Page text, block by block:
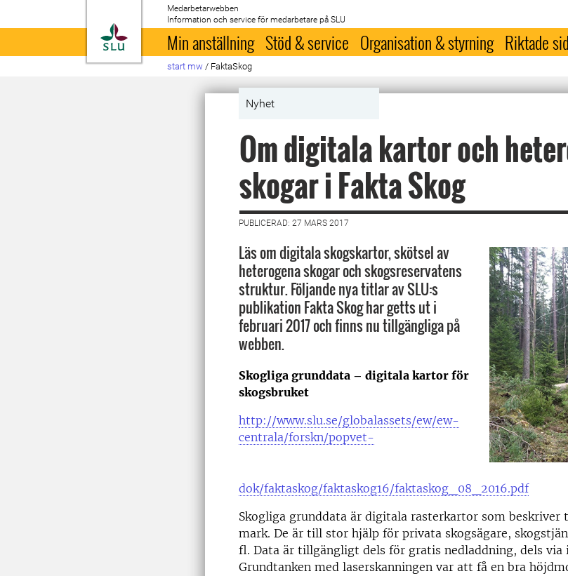
Till startsida
Medarbetarwebben
Information och service för medarbetare på SLU
Min anställning Stöd & service Organisation & styrning Riktade
start mw / FaktaSkog
Nyhet
Om digitala kartor och
skogar i Fakta Skog
PUBLICERAD: 27 MARS 2017
Läs om digitala skogskartor, skötsel av
heterogena skogar och skogsreservatens
struktur. Följande nya titlar av SLU:s
publikation Fakta Skog har getts ut i
februari 2017 och finns nu tillgängliga på
webben.
Skogliga grunddata – digitala kartor för
skogsbruket
http://www.slu.se/globalassets/ew/ew-
centrala/forskn/popvet-
dok/faktaskog/faktaskog16/faktaskog_08_2016.pdf
Skogliga grunddata är digitala rasterkartor som beskriver
mark. De är till stor hjälp för privata skogsägare,
fl. Data är tillgängligt dels för gratis nedladdning, dels via
Grundtanken med laserskanningen var att få en bra